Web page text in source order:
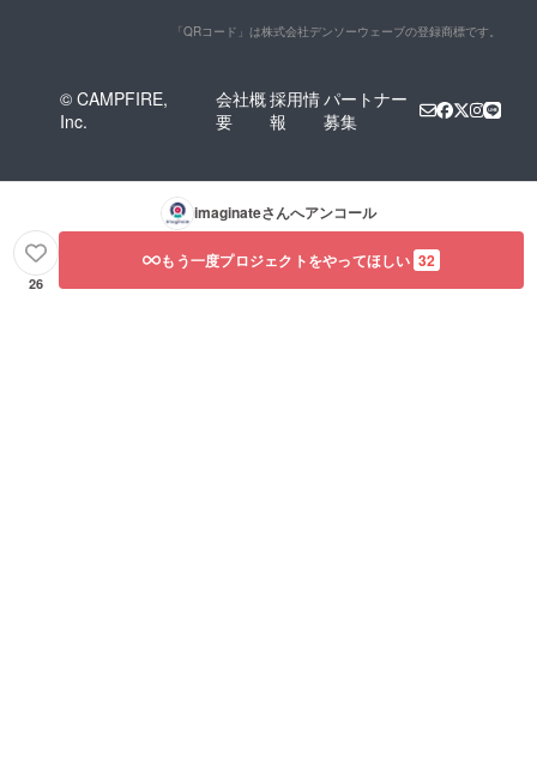
「QRコード」は株式会社デンソーウェーブの登録商標です。
© CAMPFIRE,
Inc.
会社概
要
採用情
報
パートナー
募集
imaginateさんへアンコール
26
もう一度プロジェクトをやってほしい 32